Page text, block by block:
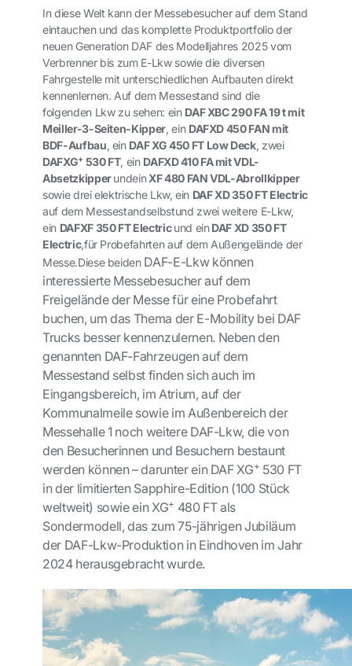
In diese Welt kann der Messebesucher auf dem Stand
eintauchen und das komplette Produktportfolio der
neuen Generation DAF des Modelljahres 2025 vom
Verbrenner bis zum E-Lkw sowie die diversen
Fahrgestelle mit unterschiedlichen Aufbauten direkt
kennenlernen. Auf dem Messestand sind die
folgenden Lkw zu sehen: ein DAF XBC 290 FA 19 t mit
Meiller-3-Seiten-Kipper, ein DAFXD 450 FAN mit
BDF-Aufbau, ein DAF XG 450 FT Low Deck, zwei
DAFXG+ 530 FT, ein DAFXD 410 FA mit VDL-
AbsetzkipperundeinXF 480 FAN VDL-Abrollkipper
sowie drei elektrische Lkw, ein DAF XD 350 FT Electric
auf dem Messestandselbstund zwei weitere E-Lkw,
ein DAFXF 350 FT Electricund einDAF XD 350 FT
Electric,für Probefahrten auf dem Außengelände der
Messe.Diese beiden DAF-E-Lkw können
interessierte Messebesucherauf dem
Freigelände der Messe für eine Probefahrt
buchen, um das Thema der E-Mobility bei DAF
Trucks besser kennenzulernen. Neben den
genannten DAF-Fahrzeugen auf dem
Messestand selbst finden sich auch im
Eingangsbereich, im Atrium, auf der
Kommunalmeile sowie im Außenbereich der
Messehalle 1 noch weitere DAF-Lkw, die von
den Besucherinnen und Besuchern bestaunt
werden können – darunter ein DAF XG+ 530 FT
in der limitierten Sapphire-Edition (100 Stück
weltweit) sowie ein XG+ 480 FT als
Sondermodell, das zum 75-jährigen Jubiläum
der DAF-Lkw-Produktion in Eindhoven im Jahr
2024 herausgebracht wurde.